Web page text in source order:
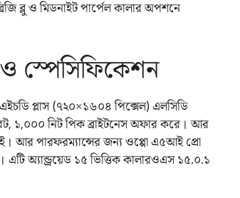
ব্লু ও মিডনাইট পার্পেল কালার অপশনে
স্পেসিফিকেশন
প্লাস (৭২০×১৬০৪ পিক্সেল) এলসিডি
রেট, ১,০০০ নিট পিক ব্রাইটনেস অফার করে। আর
আর পারফরম্যান্সের জন্য ওপ্পো এ৫আই প্রো
অ্যান্ড্রয়েড ১৫ ভিত্তিক কালারওএস ১৫.০.১